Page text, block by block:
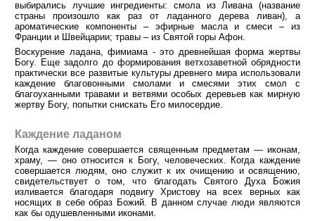
выбирались лучшие ингредиенты: смола из Ливана (название
страны произошло как раз от ладанного дерева ливан), а
ароматические компоненты – эфирные масла и смеси – из
Франции и Швейцарии; травы – из Святой горы Афон.
Воскурение ладана, фимиама - это древнейшая форма жертвы
Богу. Еще задолго до формирования ветхозаветной обрядности
практически все развитые культуры древнего мира использовали
каждение благовонными смолами и смесями этих смол с
благоуханными травами и ветвями особых деревьев как мирную
жертву Богу, попытки снискать Его милосердие.
Каждение ладаном
Когда каждение совершается священным предметам — иконам,
храму, — оно относится к Богу, человеческих. Когда каждение
совершается людям, оно служит к их очищению и освящению,
свидетельствует о том, что благодать Святого Духа Божия
изливается благодаря подвигу Христову на всех верных как
носящих в себе образ Божий. В данном случае люди являются
как бы одушевленными иконами.